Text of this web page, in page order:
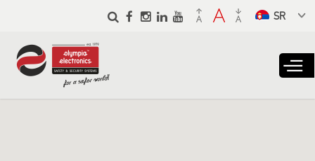
Skip to
main
from the
dropdown to
translate